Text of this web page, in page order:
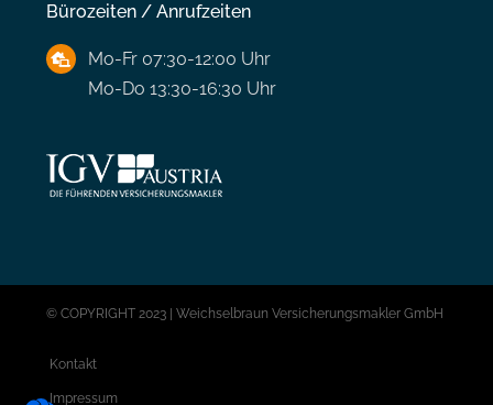
Bürozeiten / Anrufzeiten
Mo-Fr 07:30-12:00 Uhr
Mo-Do 13:30-16:30 Uhr
© COPYRIGHT 2023 | Weichselbraun Versicherungsmakler GmbH
Kontakt
Impressum